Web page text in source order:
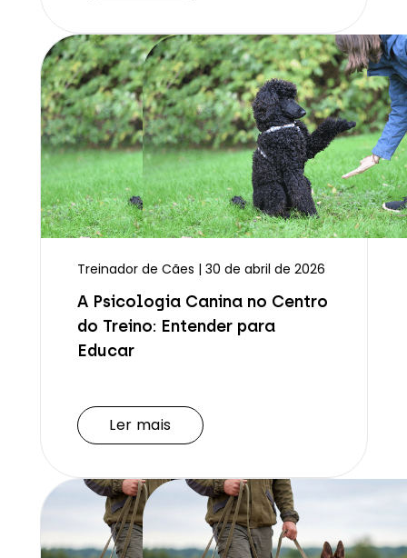
Treinador de Cães | 30 de abril de 2026
A Psicologia Canina no Centro
do Treino: Entender para
Educar
Ler mais